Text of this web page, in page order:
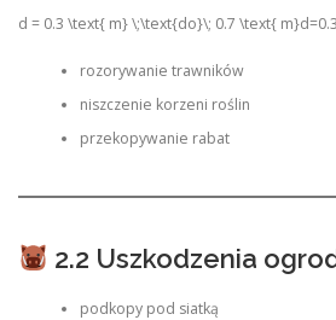
d = 0.3 \text{ m} \;\text{do}\; 0.7 \text{ m}
rozorywanie trawników
niszczenie korzeni roślin
przekopywanie rabat
2.2 Uszkodzenia
podkopy pod siatką